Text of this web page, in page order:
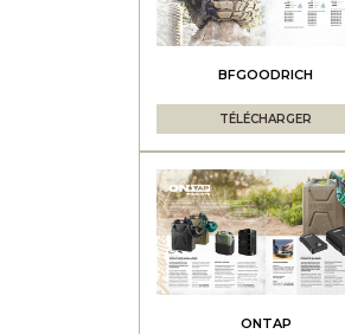
BFGOODRICH
TÉLÉCHARGER
ONTAP